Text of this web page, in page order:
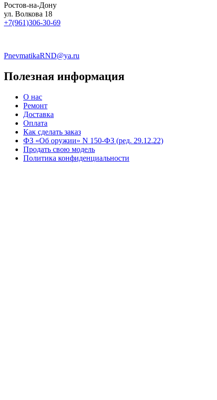
Ростов-на-Дону
ул. Волкова 18
+7(961)306-30-69
PnevmatikaRND@ya.ru
Полезная информация
О нас
Ремонт
Доставка
Оплата
Как сделать заказ
ФЗ «Об оружии» N 150-ФЗ (ред. 29.12.22)
Продать свою модель
Политика конфиденциальности